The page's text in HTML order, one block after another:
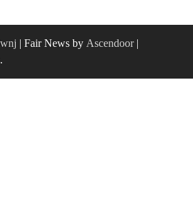
| Fair News by Ascendoor|
.